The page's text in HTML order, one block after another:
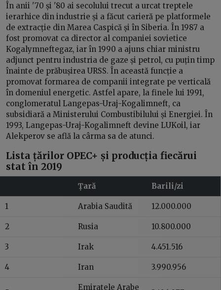
În anii '70 și '80 ai secolului trecut a urcat treptele
ierarhice din industrie și a făcut carieră pe platformele
de extracție din Marea Caspică și în Siberia. În 1987 a
fost promovat ca director al companiei sovietice
Kogalymneftegaz, iar în 1990 a ajuns chiar ministru
adjunct pentru industria de gaze și petrol, cu puțin timp
înainte de prăbușirea URSS. În această funcție a
promovat formarea de companii integrate pe verticală
în domeniul energetic. Astfel apare, la finele lui 1991,
conglomeratul Langepas-Uraj-Kogalimneft, ca
subsidiară a Ministerului Combustibilului și Energiei. În
1993, Langepas-Uraj-Kogalimneft devine LUKoil, iar
Alekperov se află la cârma sa de atunci.
Lista țărilor OPEC+ și producția fiecărui
stat în 2019
Țară Barili/zi
1 Arabia Saudită 12.000.000
2 Rusia 10.800.000
3 Irak 4.451.516
4 Iran 3.990.956
Emiratele Arabe